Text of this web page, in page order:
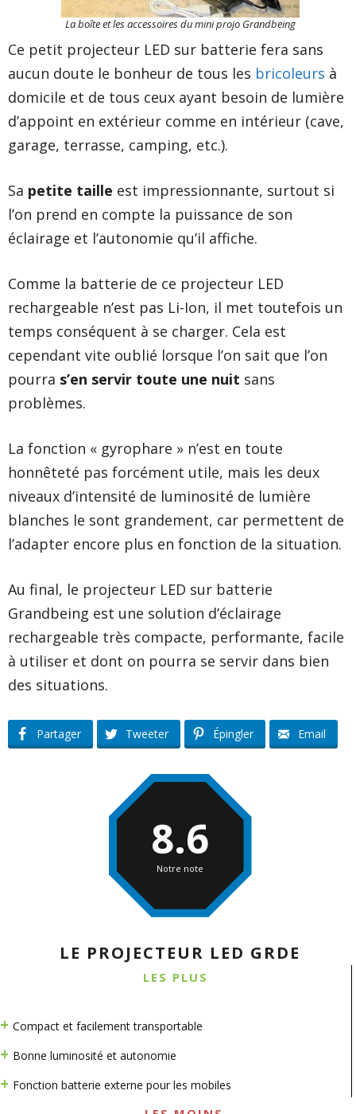
La boîte et les accessoires du mini projo Grandbeing
Ce petit projecteur LED sur batterie fera sans
aucun doute le bonheur de tous les bricoleurs à
domicile et de tous ceux ayant besoin de lumière
d’appoint en extérieur comme en intérieur (cave,
garage, terrasse, camping, etc.).
Sa petite taille est impressionnante, surtout si
l’on prend en compte la puissance de son
éclairage et l’autonomie qu’il affiche.
Comme la batterie de ce projecteur LED
rechargeable n’est pas Li-Ion, il met toutefois un
temps conséquent à se charger. Cela est
cependant vite oublié lorsque l’on sait que l’on
pourra s’en servir toute une nuit sans
problèmes.
La fonction « gyrophare » n’est en toute
honnêteté pas forcément utile, mais les deux
niveaux d’intensité de luminosité de lumière
blanches le sont grandement, car permettent de
l’adapter encore plus en fonction de la situation.
Au final, le projecteur LED sur batterie
Grandbeing est une solution d’éclairage
rechargeable très compacte, performante, facile
à utiliser et dont on pourra se servir dans bien
des situations.
Partager Tweeter Épingler Email
8.6
Notre note
LE PROJECTEUR LED GRDE
LES PLUS
Compact et facilement transportable
Bonne luminosité et autonomie
Fonction batterie externe pour les mobiles